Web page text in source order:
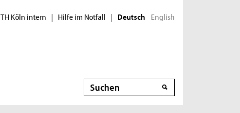
TH Köln intern | Hilfe im Notfall | Deutsch English
Suche